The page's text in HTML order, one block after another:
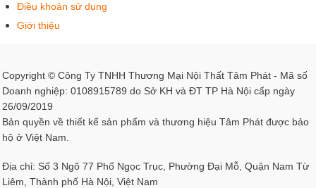
Điều khoản sử dụng
Giới thiệu
Copyright © Công Ty TNHH Thương Mại Nội Thất Tâm Phát - Mã số
Doanh nghiệp: 0108915789 do Sở KH và ĐT TP Hà Nội cấp ngày
26/09/2019
Bản quyền về thiết kế sản phẩm và thương hiệu Tâm Phát được bảo
hộ ở Việt Nam.
Địa chỉ: Số 3 Ngõ 77 Phố Ngọc Trục, Phường Đại Mỗ, Quận Nam Từ
Liêm, Thành phố Hà Nội, Việt Nam